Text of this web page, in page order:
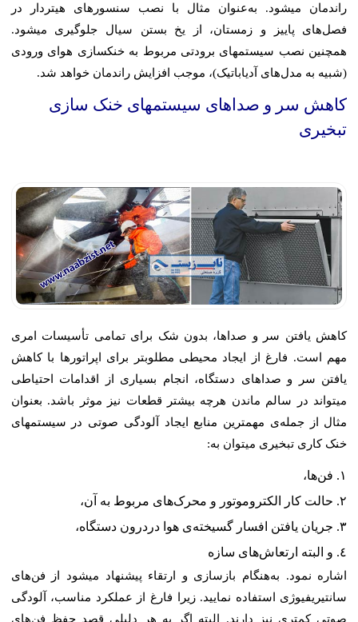
راندمان میشود. به‌عنوان مثال با نصب سنسورهای هیتردار در
فصل‌های پاییز و زمستان، از یخ بستن سیال جلوگیری میشود.
همچنین نصب سیستمهای برودتی مربوط‌ به خنکسازی هوای ورودی
(شبیه به مدل‌های آدیاباتیک)، موجب افزایش راندمان خواهد شد.
کاهش سر و صداهای سیستمهای خنک سازی
تبخیری
کاهش یافتن سر و صداها، بدون شک برای تمامی تأسیسات امری
مهم است. فارغ از ایجاد محیطی مطلوبتر برای اپراتورها با کاهش
یافتن سر و صداهای دستگاه، انجام بسیاری از اقدامات احتیاطی
میتواند در سالم ماندن هرچه بیشتر قطعات نیز موثر باشد. بعنوان
مثال از جمله‌ی مهمترین منابع ایجاد آلودگی صوتی در سیستمهای
خنک کاری تبخیری میتوان به:
فن‌ها،
حالت کار الکتروموتور و محرک‌های مربوط به آن،
جریان یافتن افسار گسیخته‌ی هوا دردرون دستگاه،
و البته ارتعاش‌های سازه
اشاره نمود. به‌هنگام بازسازی و ارتقاء پیشنهاد میشود از فن‌های
سانتیریفیوژی استفاده نمایید. زیرا فارغ از عملکرد مناسب، آلودگی
صوتی کمتری نیز دارند. البته اگر به هر دلیلی قصد حفظ فن‌های